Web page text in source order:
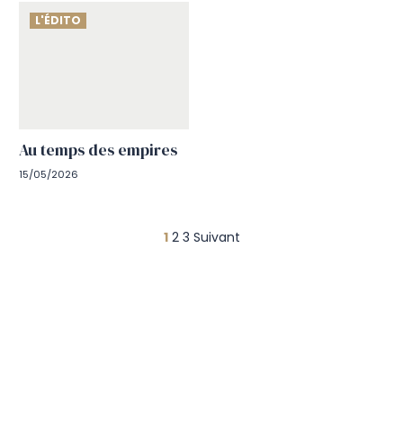
L'ÉDITO
Au temps des empires
15/05/2026
1 2 3 Suivant